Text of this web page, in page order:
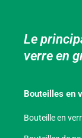
Le
verre en
Bouteilles en
Bouteille en